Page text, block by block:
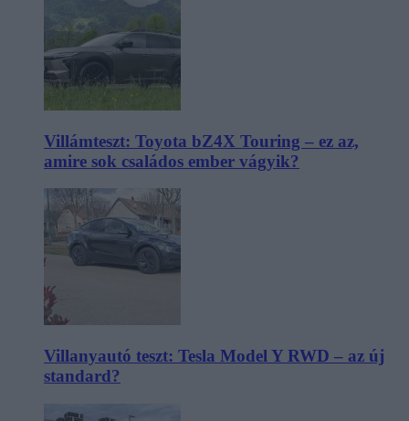
Villámteszt: Toyota bZ4X Touring – ez az,
amire sok családos ember vágyik?
Villanyautó teszt: Tesla Model Y RWD – az új
standard?